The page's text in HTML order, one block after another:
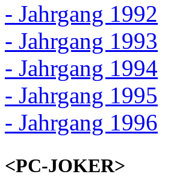
- Jahrgang 1992
- Jahrgang 1993
- Jahrgang 1994
- Jahrgang 1995
- Jahrgang 1996
<PC-JOKER>